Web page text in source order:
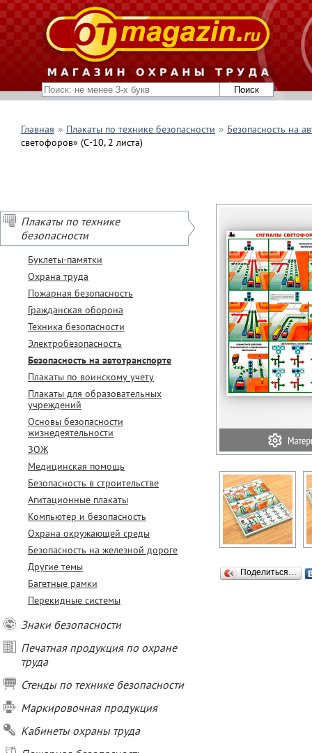
Главная Плакаты по технике безопасности
Безопасность на
светофоров» (С-10, 2 листа)
Плакаты по технике
безопасности
Буклеты-памятки
Охрана труда
Пожарная безопасность
Гражданская оборона
Техника безопасности
Электробезопасность
Безопасность на автотранспорте
Плакаты по воинскому учету
Плакаты для образовательных
учреждений
Основы безопасности
жизнедеятельности
ЗОЖ
Медицинская помощь
Безопасность в строительстве
Агитационные плакаты
Компьютер и безопасность
Охрана окружающей среды
Безопасность на железной дороге
Другие темы
Багетные рамки
Перекидные системы
Знаки безопасности
Печатная продукция по охране
труда
Стенды по технике безопасности
Маркировочная продукция
Кабинеты охраны труда
Поделиться…